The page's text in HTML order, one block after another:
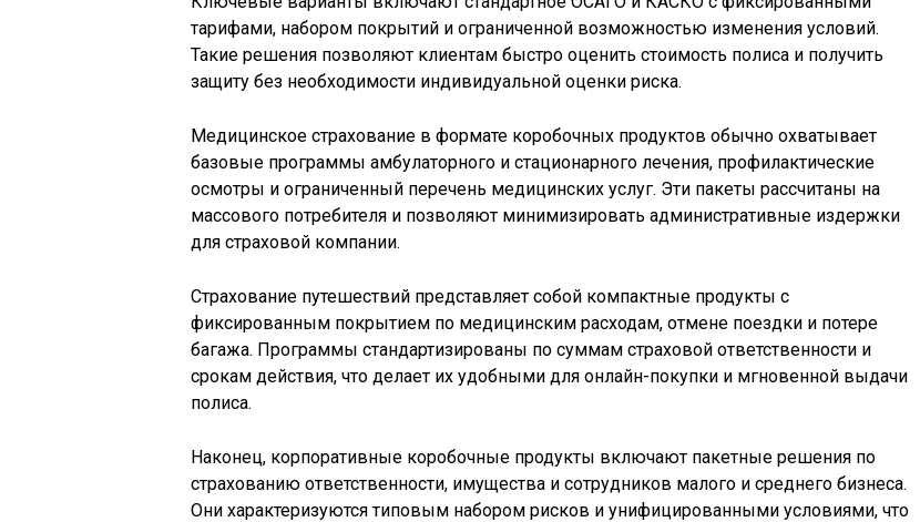
тарифами, набором покрытий и ограниченной возможностью изменения условий.
Такие решения позволяют клиентам быстро оценить стоимость полиса и получить
защиту без необходимости индивидуальной оценки риска.
Медицинское страхование в формате коробочных продуктов обычно охватывает
базовые программы амбулаторного и стационарного лечения, профилактические
осмотры и ограниченный перечень медицинских услуг. Эти пакеты рассчитаны на
массового потребителя и позволяют минимизировать административные издержки
для страховой компании.
Страхование путешествий представляет собой компактные продукты с
фиксированным покрытием по медицинским расходам, отмене поездки и потере
багажа. Программы стандартизированы по суммам страховой ответственности и
срокам действия, что делает их удобными для онлайн-покупки и мгновенной выдачи
полиса.
Наконец, корпоративные коробочные продукты включают пакетные решения по
страхованию ответственности, имущества и сотрудников малого и среднего бизнеса.
Они характеризуются типовым набором рисков и унифицированными условиями, что